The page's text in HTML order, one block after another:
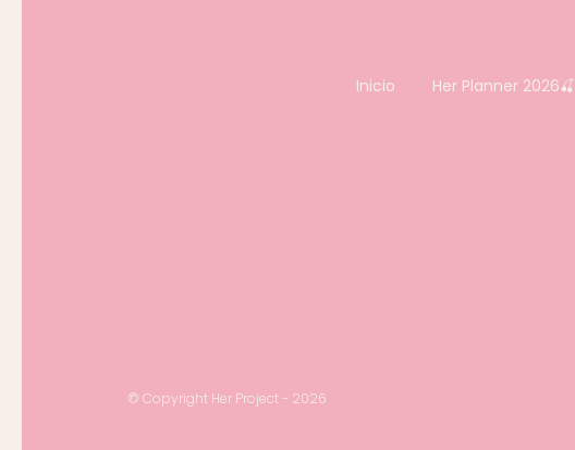
Inicio Her Planner 2026🍒
© Copyright Her Project - 2026